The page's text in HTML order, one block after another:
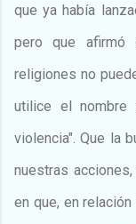
que ya había
pero que afirmó
religiones no
utilice el
violencia". Que la
nuestras
en que, en